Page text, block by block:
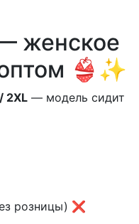
женское
👙✨
2XL — модель сидит
розницы) ❌